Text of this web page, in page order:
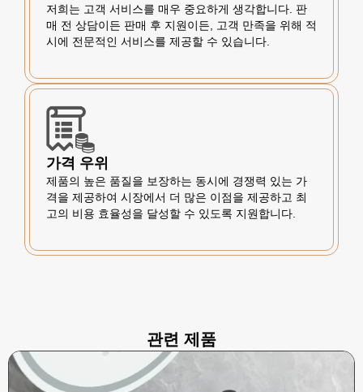
저희는 고객 서비스를 매우 중요하게 생각합니다. 판
매 전 상담이든 판매 후 지원이든, 고객 만족을 위해 적
시에 전문적인 서비스를 제공할 수 있습니다.
가격 우위
제품의 높은 품질을 보장하는 동시에 경쟁력 있는 가
격을 제공하여 시장에서 더 많은 이점을 제공하고 최
고의 비용 효율성을 달성할 수 있도록 지원합니다.
관련 제품